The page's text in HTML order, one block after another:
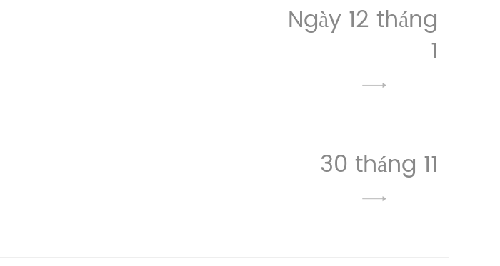
Ngày 12 tháng
1
30 tháng 11